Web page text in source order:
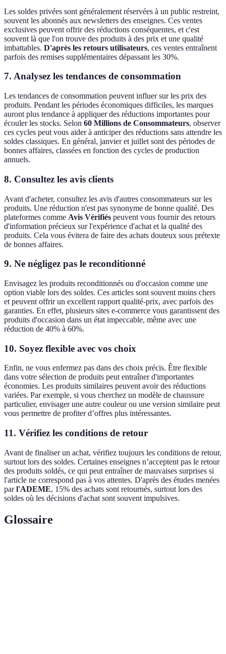
Les soldes privées sont généralement réservées à un public restreint,
souvent les abonnés aux newsletters des enseignes. Ces ventes
exclusives peuvent offrir des réductions conséquentes, et c'est
souvent là que l'on trouve des produits à des prix et une qualité
imbattables. D'après les retours utilisateurs, ces ventes entraînent
parfois des remises supplémentaires dépassant les 30%.
7. Analysez les tendances de consommation
Les tendances de consommation peuvent influer sur les prix des
produits. Pendant les périodes économiques difficiles, les marques
auront plus tendance à appliquer des réductions importantes pour
écouler les stocks. Selon 60 Millions de Consommateurs, observer
ces cycles peut vous aider à anticiper des réductions sans attendre les
soldes classiques. En général, janvier et juillet sont des périodes de
bonnes affaires, classées en fonction des cycles de production
annuels.
8. Consultez les avis clients
Avant d'acheter, consultez les avis d'autres consommateurs sur les
produits. Une réduction n'est pas synonyme de bonne qualité. Des
plateformes comme Avis Vérifiés peuvent vous fournir des retours
d'information précieux sur l'expérience d'achat et la qualité des
produits. Cela vous évitera de faire des achats douteux sous prétexte
de bonnes affaires.
9. Ne négligez pas le reconditionné
Envisagez les produits reconditionnés ou d'occasion comme une
option viable lors des soldes. Ces articles sont souvent moins chers
et peuvent offrir un excellent rapport qualité-prix, avec parfois des
garanties. En effet, plusieurs sites e-commerce vous garantissent des
produits d'occasion dans un état impeccable, même avec une
réduction de 40% à 60%.
10. Soyez flexible avec vos choix
Enfin, ne vous enfermez pas dans des choix précis. Être flexible
dans votre sélection de produits peut entraîner d'importantes
économies. Les produits similaires peuvent avoir des réductions
variées. Par exemple, si vous cherchez un modèle de chaussure
particulier, envisager une autre couleur ou une version similaire peut
vous permettre de profiter d’offres plus intéressantes.
11. Vérifiez les conditions de retour
Avant de finaliser un achat, vérifiez toujours les conditions de retour,
surtout lors des soldes. Certaines enseignes n’acceptent pas le retour
des produits soldés, ce qui peut entraîner de mauvaises surprises si
l'article ne correspond pas à vos attentes. D'après des études menées
parl'ADEME, 15% des achats sont retournés, surtout lors des
soldes où les décisions d'achat sont souvent impulsives.
Glossaire